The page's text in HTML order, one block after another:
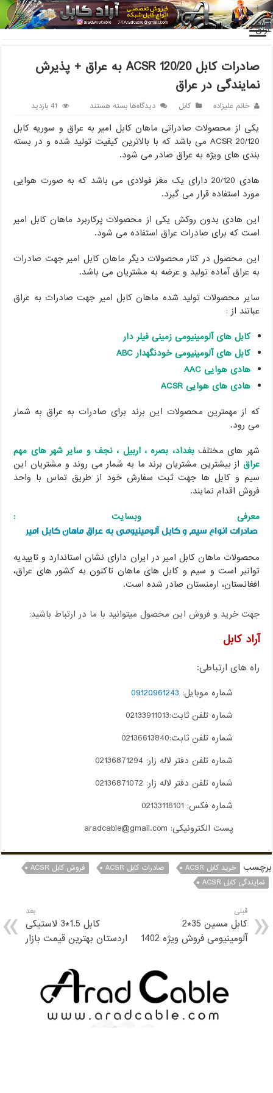
خانه / کابل /
صادرات کابل 120/20 ACSR به عراق + پذیرش نمایندگی در
عراق
صادرات کابل 120/20 ACSR به عراق + پذیرش
نمایندگی در عراق
خانم علیزاده کابل دیدگاه‌هابرای
کابل
120/20
ACSR
به
عراق
بسته هستند 41 بازدید
یکی از محصولات صادراتی ماهان کابل امیر به عراق و سوریه کابل
20/120 ACSR می باشد که با بالاترین کیفیت تولید شده و در بسته
بندی های ویژه به عراق صادر می شود.
هادی 20/120 دارای یک مغز فولادی می باشد که به صورت هوایی
مورد استفاده قرار می گیرد.
این هادی بدون روکش یکی از محصولات پرکاربرد ماهان کابل امیر
است که برای صادرات عراق استفاده می شود.
این محصول در کنار محصولات دیگر ماهان کابل امیر جهت صادرات
به عراق آماده تولید و عرضه به مشتریان می باشد.
سایر محصولات تولید شده ماهان کابل امیر جهت صادرات به عراق
عباتند از :
کابل های آلومینیومی زمینی فیلر دار
کابل های آلومینیومی خودنگهدارABC
هادی هواییAAC
هادی های هواییACSR
که از مهمترین محصولات این برند برای صادرات به عراق به شمار
می رود.
شهر های مختلفبغداد، بصره ، اربیل ، نجف و سایر شهر های مهم
عراق از بیشترین مشتریان برند ما به شمار می روند و مشتریان این
سیم و کابل ها جهت ثبت سفارش خود از طریق تماس با واحد
فروش اقدام نمایند.
معرفی وبسایت :
صادرات انواع سیم و کابل آلومینیومی به عراق ماهان کابل امیر
محصولات ماهان کابل امیر در ایران دارای نشان استاندارد و تاییدیه
توانیر است و سیم و کابل های ماهان تاکنون به کشور های عراق،
افغانستان، ارمنستان صادر شده است.
جهت خرید و فروش این محصول میتوانید با ما در ارتباط باشید:
آراد کابل
راه های ارتباطی:
شماره موبایل: 09120961243
شماره تلفن ثابت:02133911013
شماره تلفن ثابت:02136613840
شماره تلفن دفتر لاله زار: 02136871294
شماره تلفن دفتر لاله زار: 02136871072
شماره فکس: 02133116101
پست الکترونیکی: aradcable@gmail.com
برچسب خرید کابل ACSR صادرات کابل ACSR
فروش کابل ACSR
نمایندگی کابل ACSR
قبلی
کابل مسین 35*2
آلومینیومی فروش ویژه 1402
بعد
کابل 1.5*3 لاستیکی
اردستان بهترین قیمت بازار